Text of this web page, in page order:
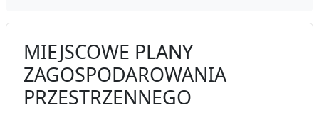
MIEJSCOWE PLANY
ZAGOSPODAROWANIA
PRZESTRZENNEGO